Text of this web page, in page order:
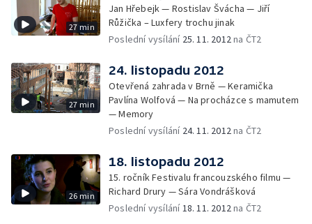
27 min
Jan Hřebejk — Rostislav Švácha — Jiří
Růžička – Luxfery trochu jinak
Poslední vysílání 25. 11. 2012 na ČT2
27 min
24. listopadu 2012
Otevřená zahrada v Brně — Keramička
Pavlína Wolfová — Na procházce s mamutem
— Memory
Poslední vysílání 24. 11. 2012 na ČT2
26 min
18. listopadu 2012
15. ročník Festivalu francouzského filmu —
Richard Drury — Sára Vondrášková
Poslední vysílání 18. 11. 2012 na ČT2